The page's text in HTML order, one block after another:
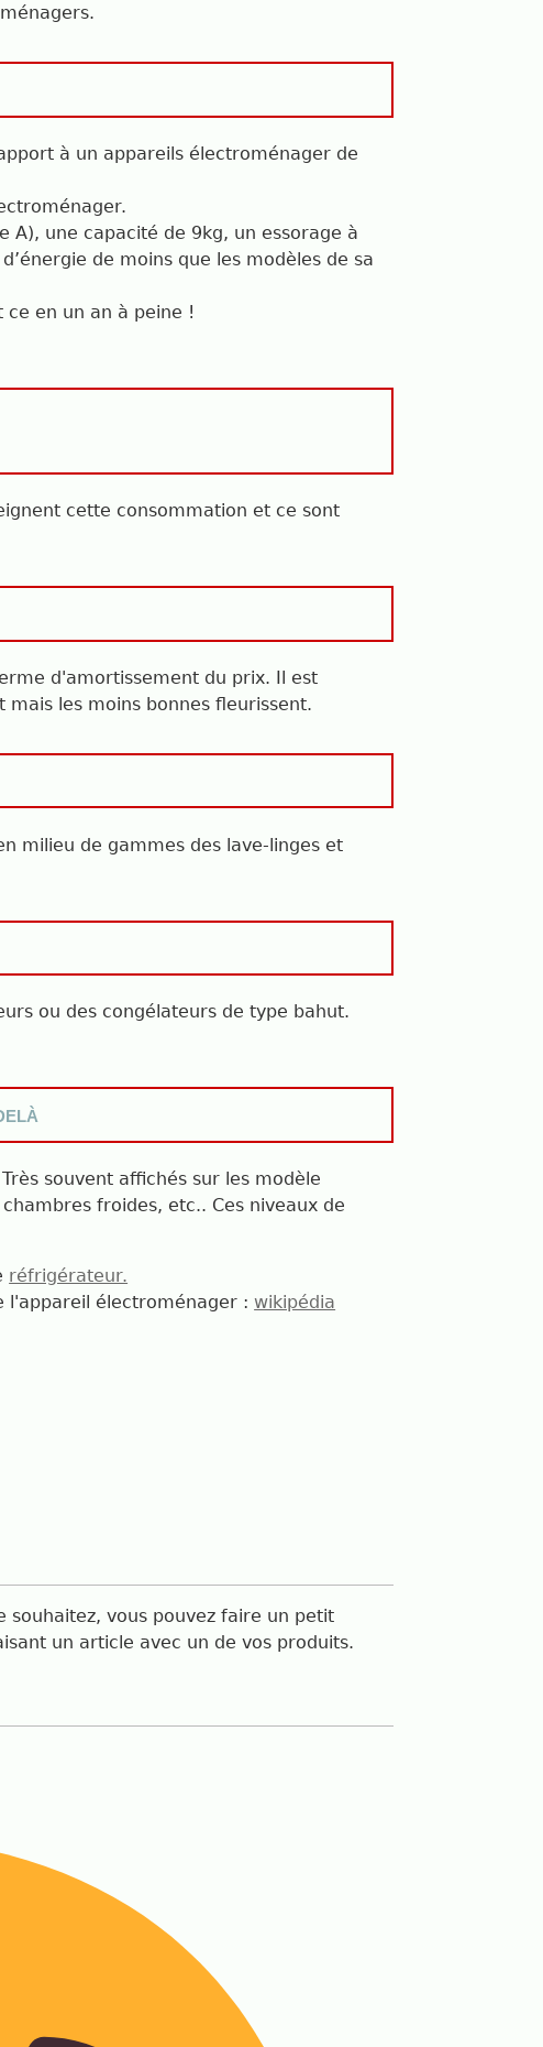
à un appareils électroménager de
A), une capacité de 9kg, un essorage à
de moins que les modèles de sa
en un an à peine !
cette consommation et ce sont
d'amortissement du prix. Il est
les moins bonnes fleurissent.
milieu de gammes des lave-linges et
ou des congélateurs de type bahut.
souvent affichés sur les modèle
froides, etc.. Ces niveaux de
réfrigérateur.
l'appareil électroménager :wikipédia
vous pouvez faire un petit
un article avec un de vos produits.